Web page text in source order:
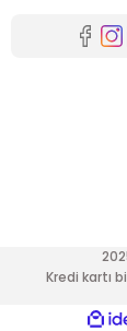
Kredi kartı